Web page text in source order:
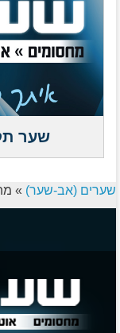
שער
שערים (אב-שער) »